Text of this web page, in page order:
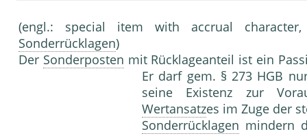
(engl.: special item with accrual
Sonderrücklagen)
Der Sonderposten mit Rücklageanteil ist ein
Er darf gem. § 273 HGB
seine Existenz zur
Wertansatzes im Zuge der
Sonderrücklagen mindern